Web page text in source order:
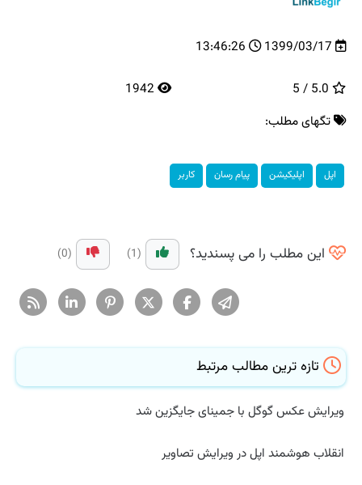
1399/03/17
13:46:26
تگهای مطلب:
اپل اپلیكیشن پیام رسان كاربر
این مطلب را می پسندید؟ (1)
(0)
تازه ترین مطالب مرتبط
ویرایش عکس گوگل با جمینای جایگزین شد
انقلاب هوشمند اپل در ویرایش تصاویر